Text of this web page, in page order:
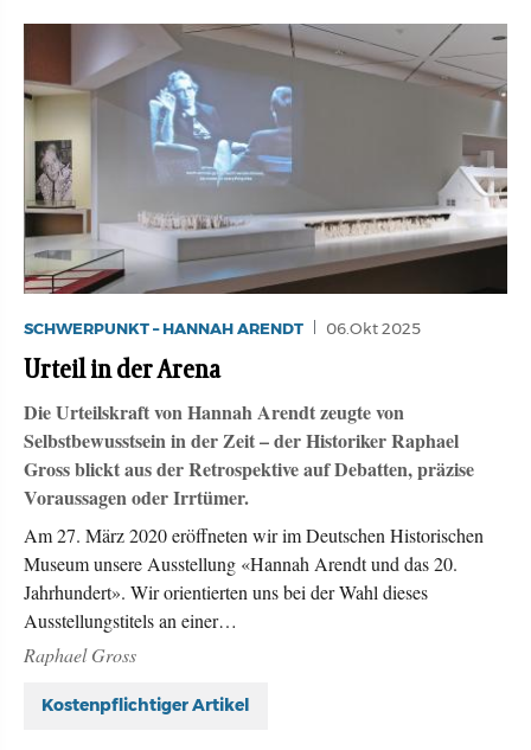
SCHWERPUNKT – HANNAH ARENDT 06.Okt 2025
Urteil in der Arena
Die Urteilskraft von Hannah Arendt zeugte von
Selbstbewusstsein in der Zeit – der Historiker Raphael
Gross blickt aus der Retrospektive auf Debatten, präzise
Voraussagen oder Irrtümer.
Am 27. März 2020 eröffneten wir im Deutschen Historischen
Museum unsere Ausstellung «Hannah Arendt und das 20.
Jahrhundert». Wir orientierten uns bei der Wahl dieses
Ausstellungstitels an einer…
Raphael Gross
Kostenpflichtiger Artikel